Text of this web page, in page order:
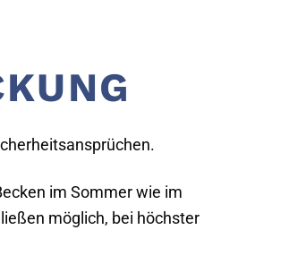
im Sommer wie im
möglich, bei höchster